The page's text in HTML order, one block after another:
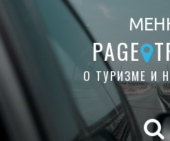
PAGE
О ТУРИЗМЕ И